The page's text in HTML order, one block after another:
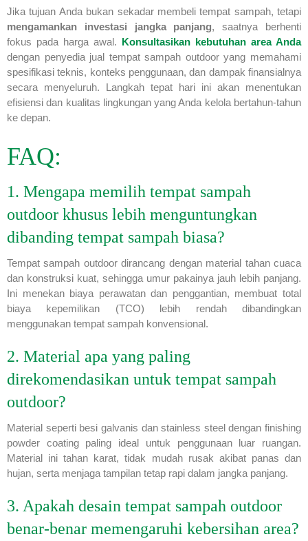
Jika tujuan Anda bukan sekadar membeli tempat sampah, tetapi
mengamankan investasi jangka panjang, saatnya berhenti
fokus pada harga awal. Konsultasikan kebutuhan area Anda
dengan penyedia jual tempat sampah outdoor yang memahami
spesifikasi teknis, konteks penggunaan, dan dampak finansialnya
secara menyeluruh. Langkah tepat hari ini akan menentukan
efisiensi dan kualitas lingkungan yang Anda kelola bertahun-tahun
ke depan.
FAQ:
1. Mengapa memilih tempat sampah
outdoor khusus lebih menguntungkan
dibanding tempat sampah biasa?
Tempat sampah outdoor dirancang dengan material tahan cuaca
dan konstruksi kuat, sehingga umur pakainya jauh lebih panjang.
Ini menekan biaya perawatan dan penggantian, membuat total
biaya kepemilikan (TCO) lebih rendah dibandingkan
menggunakan tempat sampah konvensional.
2. Material apa yang paling
direkomendasikan untuk tempat sampah
outdoor?
Material seperti besi galvanis dan stainless steel dengan finishing
powder coating paling ideal untuk penggunaan luar ruangan.
Material ini tahan karat, tidak mudah rusak akibat panas dan
hujan, serta menjaga tampilan tetap rapi dalam jangka panjang.
3. Apakah desain tempat sampah outdoor
benar-benar memengaruhi kebersihan area?